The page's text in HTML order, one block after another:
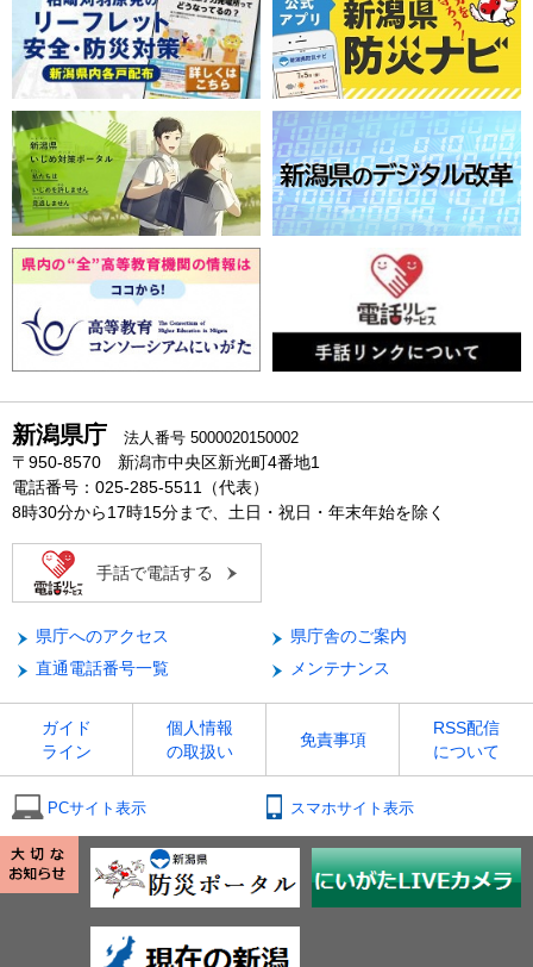
新潟県庁 法人番号 5000020150002
〒950-8570 新潟市中央区新光町4番地1
電話番号：025-285-5511（代表）
8時30分から17時15分まで、土日・祝日・年末年始を除く
手話で電話する
県庁へのアクセス
県庁舎のご案内
直通電話番号一覧
メンテナンス
ガイド
ライン
個人情報
の取扱い
免責事項
RSS配信
について
PCサイト表示 スマホサイト表示